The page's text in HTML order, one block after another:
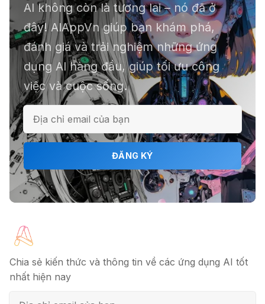
📕 Kimi AI - Ứng dụng tóm tắt hàng
chục file dữ liệu
ℹ️ Napkin AI - Biến văn bản thành
infographic
🎗️ Logomaster.ai: Thiết kế logo
chuyên nghiệp trong 5 phút
AI không còn là tương lai – nó đã ở
đây! AIAppVn giúp bạn khám phá,
đánh giá và trải nghiệm những ứng
dụng AI hàng đầu, giúp tối ưu công
việc và cuộc sống.
ĐĂNG KÝ
Chia sẻ kiến thức và thông tin về các ứng dụng AI tốt
nhất hiện nay